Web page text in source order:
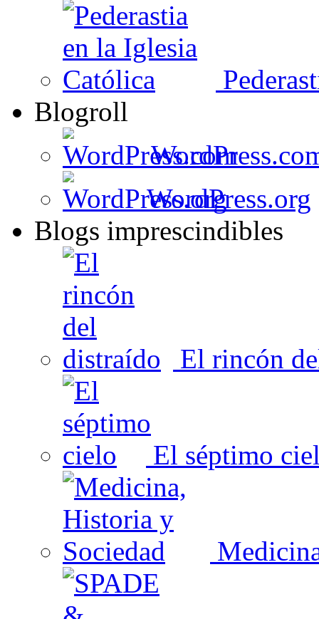
Blogroll
WordPress.org
Blogs imprescindibles
El rincón
El séptimo